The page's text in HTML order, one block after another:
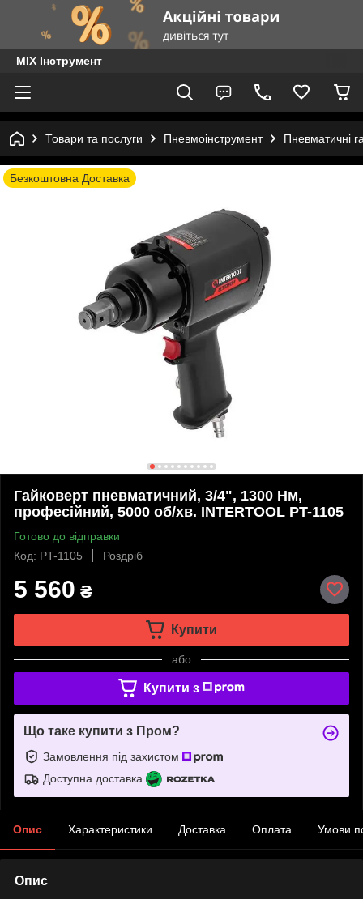
MIX Інструмент
Товари та послуги Пневмоінструмент Пневматичні
Безкоштовна Доставка
Гайковерт пневматичний, 3/4", 1300 Нм,
професійний, 5000 об/хв. INTERTOOL PT-1105
Готово до відправки
Код: PT-1105
Роздріб
5 560 ₴
Купити
або
Купити з
Що таке купити з Пром?
Замовлення під захистом
Доступна доставка
Опис Характеристики Доставка Оплата Умови
Опис